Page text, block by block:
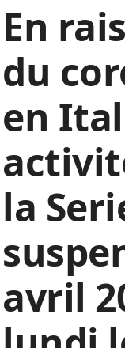
En
du
en
la
avril